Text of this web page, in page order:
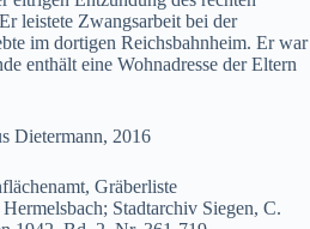
leistete Zwangsarbeit bei der
im dortigen Reichsbahnheim. Er war
enthält eine Wohnadresse der Eltern
Dietermann, 2016
Gräberliste
Stadtarchiv Siegen, C.